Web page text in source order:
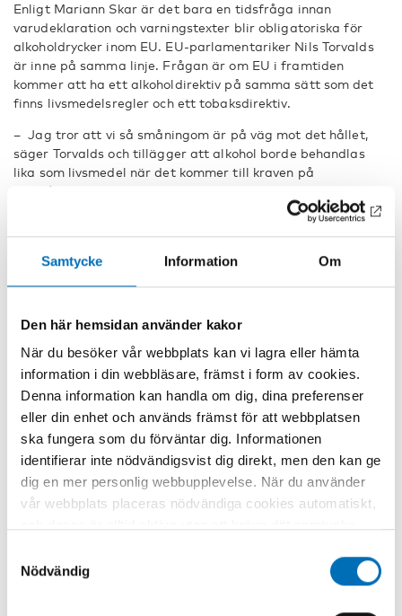
Samtycke Information Om
Den här hemsidan använder kakor
När du besöker vår webbplats kan vi lagra eller hämta
information i din webbläsare, främst i form av cookies.
Denna information kan handla om dig, dina preferenser
eller din enhet och används främst för att webbplatsen
ska fungera som du förväntar dig. Informationen
identifierar inte nödvändigsvist dig direkt, men den kan ge
dig en mer personlig webbupplevelse. När du använder
vår webbplats placeras nödvändiga cookies automatiskt,
använda webbplatsen och dess funktioner. Vi respekterar
din integritet, och du kan välja vilka ytterligare cookies
Nödvändig
Enligt Mariann Skar är det bara en tidsfråga innan
varudeklaration och varningstexter blir obligatoriska för
alkoholdrycker inom EU. EU-parlamentariker Nils Torvalds
är inne på samma linje. Frågan är om EU i framtiden
kommer att ha ett alkoholdirektiv på samma sätt som det
finns livsmedelsregler och ett tobaksdirektiv.
– Jag tror att vi så småningom är på väg mot det hållet,
säger Torvalds och tillägger att alkohol borde behandlas
lika som livsmedel när det kommer till kraven på
innehållsförteckning.
konsumentlagstiftningen. I samband med förnyelsen vore
det enligt Torvalds ett bra tillfälle att samtidigt skärpa
lagstiftningen på den här punkten, säger han.
Enligt Mariann Skar vid Eurocare ställer sig allt fler
politiker positiva till striktare alkohollagstiftning.
– Jag är optimistisk, det finns hopp. Jag trodde aldrig
att hälsa skulle gå före ekonomi, men coronapandemin
har visat att det är möjligt.
DELA